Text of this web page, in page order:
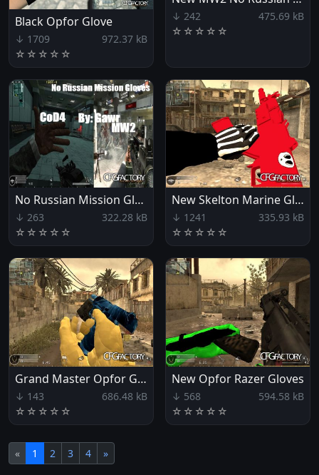
Black Opfor Glove
↓ 1709
972.37 kB
☆ ☆ ☆ ☆ ☆
↓ 242
475.69 kB
☆ ☆ ☆ ☆ ☆
No Russian Mission Gloves
↓ 263
322.28 kB
☆ ☆ ☆ ☆ ☆
New Skelton Marine Gloves
↓ 1241
335.93 kB
☆ ☆ ☆ ☆ ☆
Grand Master Opfor Gloves
↓ 143
686.48 kB
☆ ☆ ☆ ☆ ☆
New Opfor Razer Gloves
↓ 568
594.58 kB
☆ ☆ ☆ ☆ ☆
« 1 2 3 4 »